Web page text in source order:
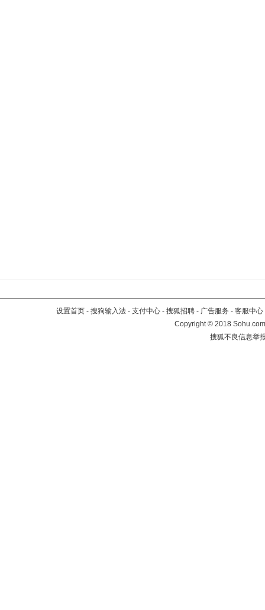
设置首页 - 搜狗输入法 - 支付中心 - 搜狐招聘 - 广告服务 - 客服中心
Copyright©2018
搜狐不良信息举